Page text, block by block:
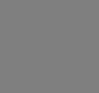
fenêtre.